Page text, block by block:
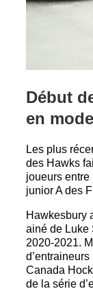
Début
en
Les plus
des Hawks
joueurs
junior A des
Hawkesbury
ainé de Luke
2020-2021.
d’entraineurs
Canada
de la série